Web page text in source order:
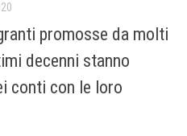
promosse da molti
decenni stanno
conti con le loro